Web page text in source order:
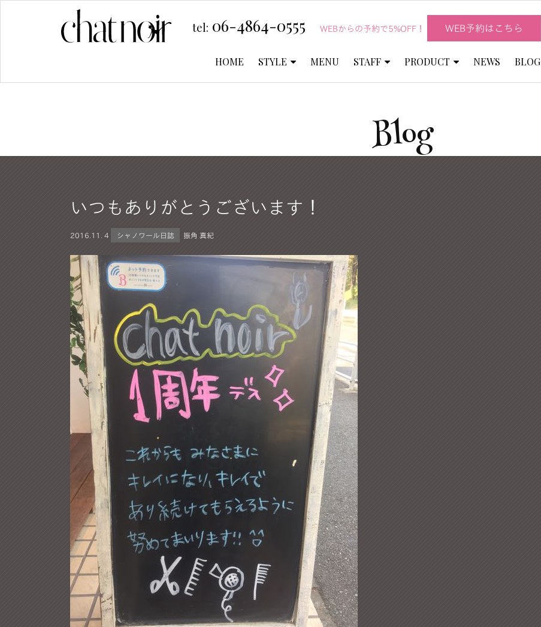
tel: 06-4864-0555 WEBからの予約で5%OFF！ WEB予約はこちら
HOME STYLE MENU STAFF PRODUCT NEWS BLOG
Blog
いつもありがとうございます！
2016. 11. 4 シャノワール日誌 振角 真紀